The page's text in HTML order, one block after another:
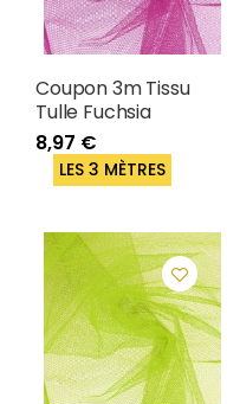
Coupon 3m Tissu
Tulle Fuchsia
8,97 €
LES 3 MÈTRES